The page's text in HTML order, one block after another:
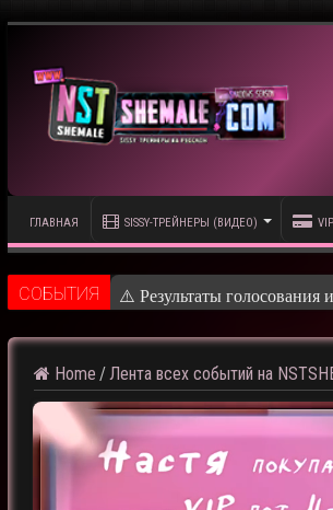
ГЛАВНАЯ SISSY-ТРЕЙНЕРЫ (ВИДЕО)
CОБЫТИЯ ⚠️ Результаты голосования
Home / Лента всех событий на